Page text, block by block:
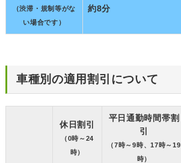
（渋滞・規制等がな
い場合です）
約8分
車種別の適用割引について
休日割引
（0時～24
時）
平日通勤時間帯割
引
（7時～9時、17時～19
時）